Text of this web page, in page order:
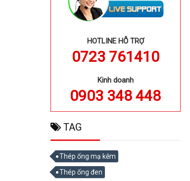
HOTLINE HỖ TRỢ
0723 761410
Kinh doanh
0903 348 448
TAG
Thép ống mạ kẽm
Thép ống đen